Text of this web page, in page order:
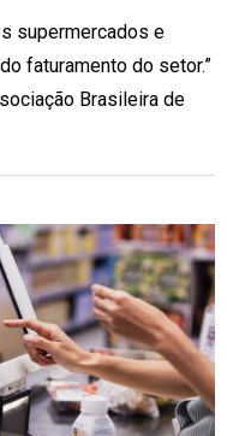
supermercados e
faturamento do setor.”
Brasileira de